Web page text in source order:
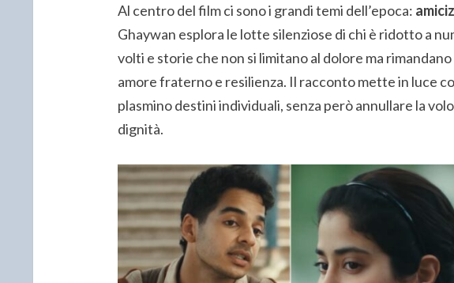
Al centro del film ci sono i grandi temi dell’epoca:
Ghaywan esplora le lotte silenziose di chi è ridotto a
volti e storie che non si limitano al dolore ma
amore fraterno e resilienza. Il racconto mette in luce
plasmino destini individuali, senza però annullare la
dignità.